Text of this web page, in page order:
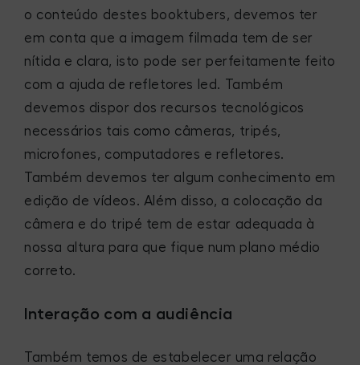
o conteúdo destes booktubers, devemos ter
em conta que a imagem filmada tem de ser
nítida e clara, isto pode ser perfeitamente feito
com a ajuda de refletores led. Também
devemos dispor dos recursos tecnológicos
necessários tais como câmeras, tripés,
microfones, computadores e refletores.
Também devemos ter algum conhecimento em
edição de vídeos. Além disso, a colocação da
câmera e do tripé tem de estar adequada à
nossa altura para que fique num plano médio
correto.
Interação com a audiência
Também temos de estabelecer uma relação